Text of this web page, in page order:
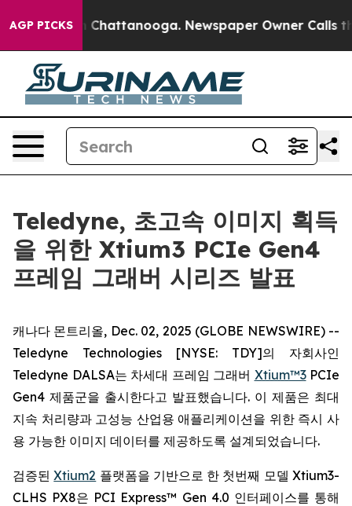
AGP PICKS
Chaos in Chattanooga. Newspaper Owner Calls
Teledyne, 초고속 이미지 획득
을 위한 Xtium3 PCIe Gen4
프레임 그래버 시리즈 발표
캐나다 몬트리올, Dec. 02, 2025 (GLOBE NEWSWIRE) --
Teledyne Technologies [NYSE: TDY]의 자회사인
Teledyne DALSA는 차세대 프레임 그래버 Xtium™3PCIe
Gen4 제품군을 출시한다고 발표했습니다. 이 제품은 최대
지속 처리량과 고성능 산업용 애플리케이션을 위한 즉시 사
용 가능한 이미지 데이터를 제공하도록 설계되었습니다.
검증된Xtium2 플랫폼을 기반으로 한 첫번째 모델 Xtium3-
CLHS PX8은 PCI Express™ Gen 4.0 인터페이스를 통해